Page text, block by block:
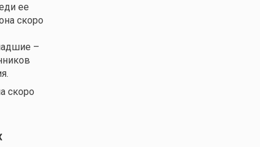
ее
скоро
–
скоро